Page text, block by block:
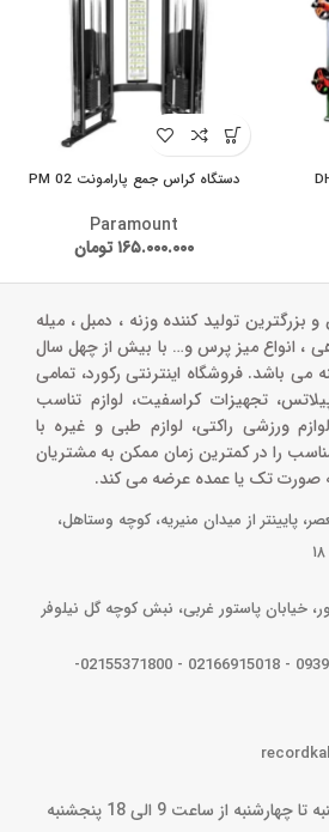
دستگاه کراس جمع پارامونت PM 02
Paramount
۱۶۵.۰۰۰.۰۰۰تومان
بزرگترین تولید کننده وزنه ، دمبل ، میله
، انواع میز پرس و‌… با بیش از چهل سال
می باشد. فروشگاه اینترنتی رکورد، تمامی
تجهیزات کراسفیت، لوازم تناسب
ورزشی راکتی، لوازم طبی و غیره با
را در کمترین زمان ممکن به مشتریان
صورت تک یا عمده عرضه می کند.
پایینتر از میدان منیریه، کوچه وستاهل،
خیابان پاستور غربی، نبش کوچه گل نیلوفر
شماره تماس: 09394223237 - 02166915018 - 02155371800-
ساعات پاسخگویی : شنبه تا چهارشنبه از ساعت 9 الی 18 پنجشنبه